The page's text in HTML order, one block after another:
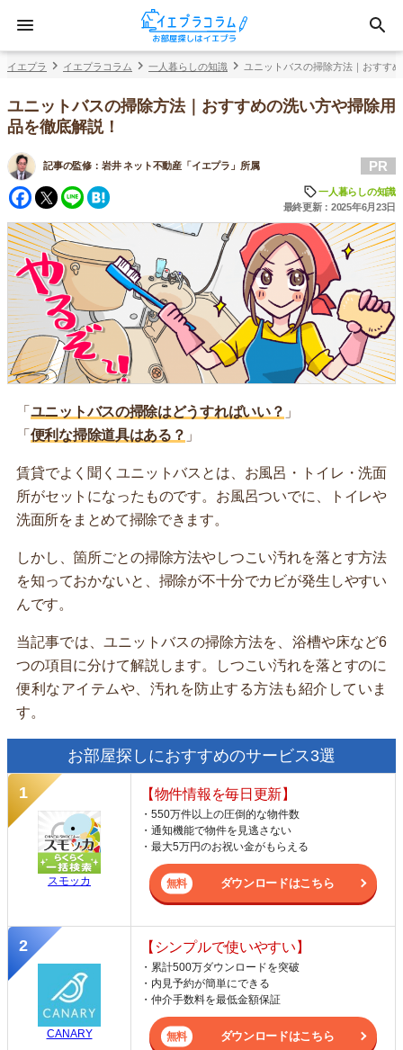
イエプラ イエプラコラム 一人暮らしの知識 ユニットバスの掃除方法｜おすす
ユニットバスの掃除方法｜おすすめの洗い方や掃除用
品を徹底解説！
記事の監修： 岩井 ネット不動産「イエプラ」所属
Facebook
Twitter
Line
PR
一人暮らしの知識
最終更新：2025年6月23日
「 ユニットバスの掃除はどうすればいい？ 」
「 便利な掃除道具はある？ 」
賃貸でよく聞くユニットバスとは、お風呂・トイレ・洗面
所がセットになったものです。お風呂ついでに、トイレや
洗面所をまとめて掃除できます。
しかし、箇所ごとの掃除方法やしつこい汚れを落とす方法
を知っておかないと、掃除が不十分でカビが発生しやすい
んです。
当記事では、ユニットバスの掃除方法を、浴槽や床など6
つの項目に分けて解説します。しつこい汚れを落とすのに
便利なアイテムや、汚れを防止する方法も紹介していま
す。
お部屋探しにおすすめのサービス3選
スモッカ
【物件情報を毎日更新】
・550万件以上の圧倒的な物件数
・通知機能で物件を見逃さない
・最大5万円のお祝い金がもらえる
ダウンロードはこちら
CANARY
【シンプルで使いやすい】
・累計500万ダウンロードを突破
・内見予約が簡単にできる
・仲介手数料を最低金額保証
ダウンロードはこちら